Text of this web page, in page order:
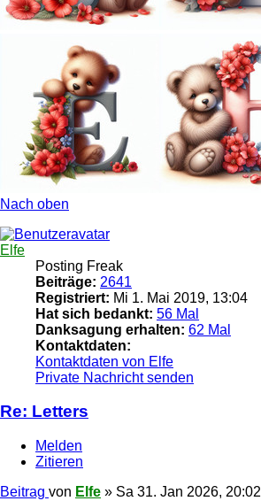
Nach oben
Elfe
Posting Freak
Beiträge: 2641
Registriert: Mi 1. Mai 2019, 13:04
Hat sich bedankt: 56 Mal
Danksagung erhalten: 62 Mal
Kontaktdaten:
Kontaktdaten von Elfe
Private Nachricht senden
Re: Letters
Melden
Zitieren
Beitrag von Elfe » Sa 31. Jan 2026, 20:02